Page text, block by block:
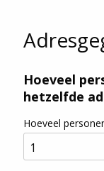
Hoeveel
hetzelfde
Hoeveel